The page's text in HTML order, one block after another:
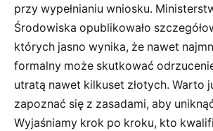
przy wypełnianiu wniosku.
Środowiska opublikowało
których jasno wynika, że nawet
formalny może skutkować
utratą nawet kilkuset złotych. Warto
zapoznać się z zasadami, aby
Wyjaśniamy krok po kroku, kto